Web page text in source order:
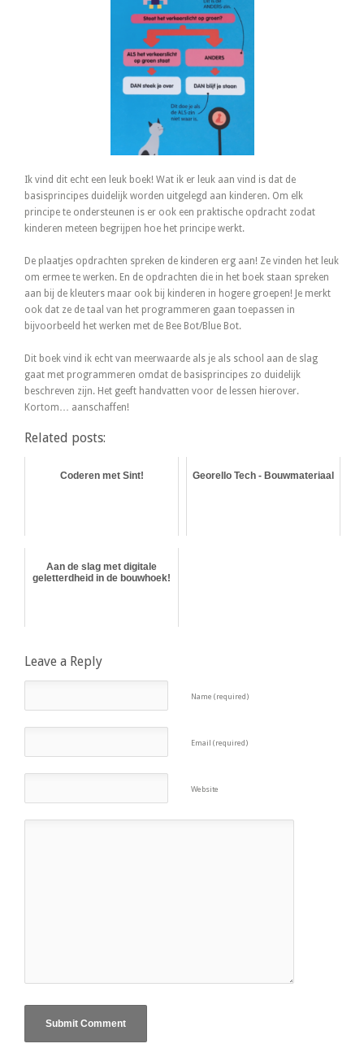
Ik vind dit echt een leuk boek! Wat ik er leuk aan vind is dat de
basisprincipes duidelijk worden uitgelegd aan kinderen. Om elk
principe te ondersteunen is er ook een praktische opdracht zodat
kinderen meteen begrijpen hoe het principe werkt.
De plaatjes opdrachten spreken de kinderen erg aan! Ze vinden het leuk
om ermee te werken. En de opdrachten die in het boek staan spreken
aan bij de kleuters maar ook bij kinderen in hogere groepen! Je merkt
ook dat ze de taal van het programmeren gaan toepassen in
bijvoorbeeld het werken met de Bee Bot/Blue Bot.
Dit boek vind ik echt van meerwaarde als je als school aan de slag
gaat met programmeren omdat de basisprincipes zo duidelijk
beschreven zijn. Het geeft handvatten voor de lessen hierover.
Kortom… aanschaffen!
Related posts:
Coderen met Sint! Georello Tech - Bouwmateriaal
Aan de slag met digitale
geletterdheid in de bouwhoek!
Leave a Reply
Name (required)
Email (required)
Website